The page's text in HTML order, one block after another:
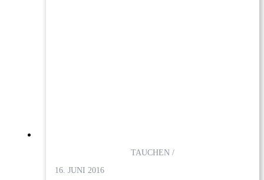
TAUCHEN /
16. JUNI 2016